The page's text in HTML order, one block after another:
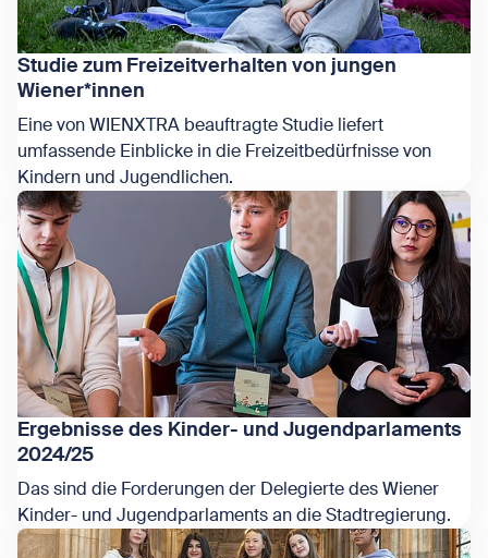
Studie zum Freizeitverhalten von jungen
Wiener*innen
Eine von WIENXTRA beauftragte Studie liefert
umfassende Einblicke in die Freizeitbedürfnisse von
Kindern und Jugendlichen.
Zeige Studie zum Freizeitverhalten von jungen
Ergebnisse des Kinder- und Jugendparlaments
2024/25
Das sind die Forderungen der Delegierte des Wiener
Kinder- und Jugendparlaments an die Stadtregierung.
Zeige Ergebnisse des Kinder- und Jugendparlaments